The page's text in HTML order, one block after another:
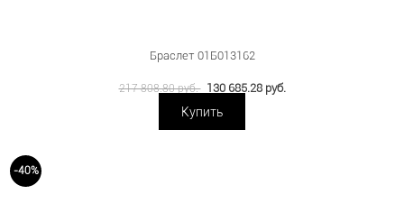
Браслет 01Б013162
217 808.80 руб. 130 685.28 руб.
Купить
-40%